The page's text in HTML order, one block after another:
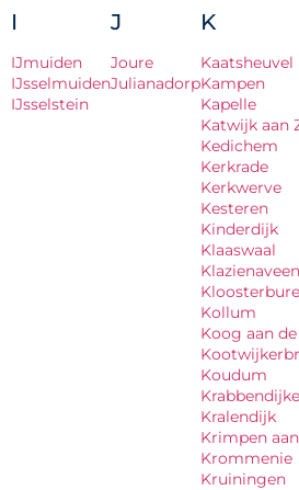
I
IJmuiden
IJsselmuiden
IJsselstein
J
Joure
Julianadorp
K
Kaatsheuvel
Kampen
Kapelle
Katwijk aan
Kedichem
Kerkrade
Kerkwerve
Kesteren
Kinderdijk
Klaaswaal
Klazienaveen
Kollum
Koog aan
Koudum
Krabbendijke
Kralendijk
Krimpen
Krommenie
Kruiningen